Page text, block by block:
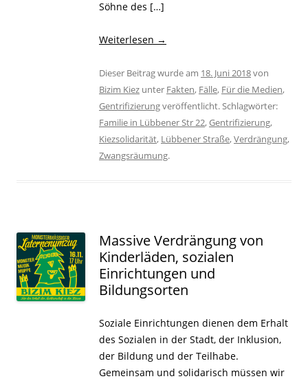
Söhne des […]
Weiterlesen →
Dieser Beitrag wurde am 18. Juni 2018von
Bizim Kiez unter Fakten, Fälle, Für die Medien,
Gentrifizierungveröffentlicht. Schlagwörter:
Familie in Lübbener Str 22,Gentrifizierung,
Kiezsolidarität, Lübbener Straße,Verdrängung,
Zwangsräumung.
Massive Verdrängung von
Kinderläden, sozialen
Einrichtungen und
Bildungsorten
Soziale Einrichtungen dienen dem Erhalt
des Sozialen in der Stadt, der Inklusion,
der Bildung und der Teilhabe.
Gemeinsam und solidarisch müssen wir